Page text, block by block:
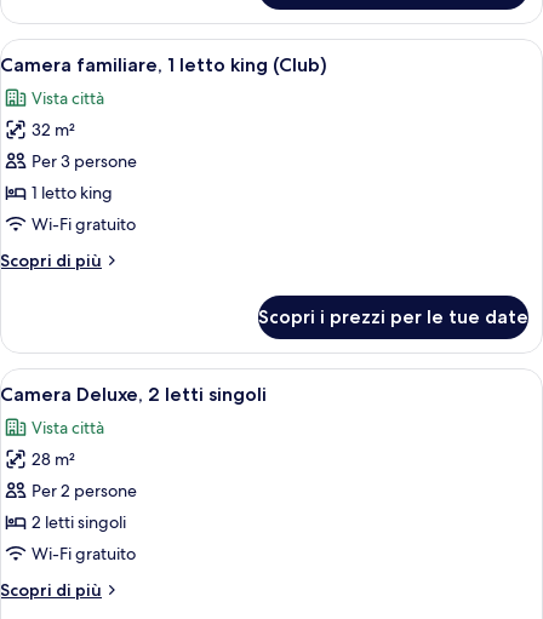
Deluxe,
letto
(Club)
Apri
tutte
le
foto
per
Camera
familiare,
letto
Una camera d'albergo con un letto
9
Camera familiare, 1 letto king (Club)
Vista città
32 m²
Per 3 persone
1 letto king
Wi-Fi gratuito
Scopri di più
Altri
familiare,
letto
(Club)
Scopri i prezzi per le tue date
Apri
tutte
le
foto
per
Camera
Deluxe,
letti
Una camera d'albergo con un letto
6
Camera Deluxe, 2 letti singoli
Vista città
28 m²
Per 2 persone
2 letti singoli
Wi-Fi gratuito
Scopri di più
Altri